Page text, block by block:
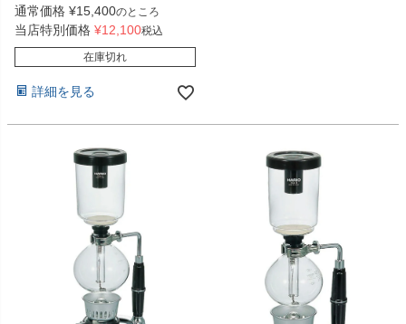
通常価格 ¥15,400のところ
当店特別価格 ¥12,100税込
在庫切れ
詳細を見る